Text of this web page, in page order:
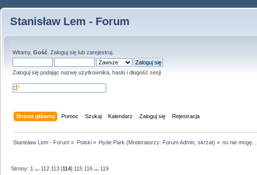
Stanisław Lem - Forum
Witamy, Gość Zaloguj się lub zarejestruj
Zaloguj się podając nazwę użytkownika, hasło i długość sesji
Strona główna Pomoc Szukaj Kalendarz Zaloguj się Rejestracja
Stanisław Lem - Forum » Polski» Hyde Park (Moderatorzy: Forum Admin, skrzat) » no nie mogę...
Strony: 1 ... 112 113 [114] 115 116 ... 119